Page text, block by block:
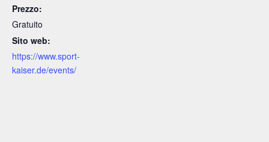
Prezzo:
Gratuito
Sito web:
https://www.sport-
kaiser.de/events/